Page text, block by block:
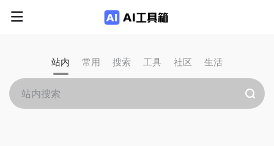
站内 常用 搜索 工具 社区 生活